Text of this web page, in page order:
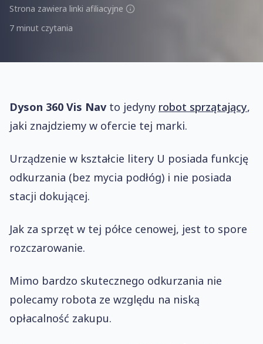
Strona zawiera linki afiliacyjne
7 minut czytania
Dyson 360 Vis Nav to jedyny robot sprzątający,
jaki znajdziemy w ofercie tej marki.
Urządzenie w kształcie litery U posiada funkcję
odkurzania (bez mycia podłóg) i nie posiada
stacji dokującej.
Jak za sprzęt w tej półce cenowej, jest to spore
rozczarowanie.
Mimo bardzo skutecznego odkurzania nie
polecamy robota ze względu na niską
opłacalność zakupu.